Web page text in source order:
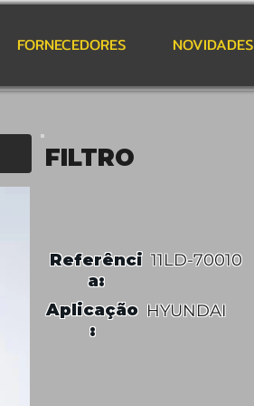
FORNECEDORES NOVIDADES
FILTRO
Referênci
a:
11LD-70010
Aplicação
:
HYUNDAI